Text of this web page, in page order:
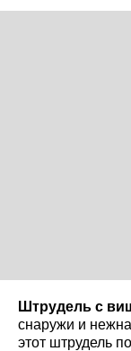
Штрудель с
снаружи и
этот штрудель